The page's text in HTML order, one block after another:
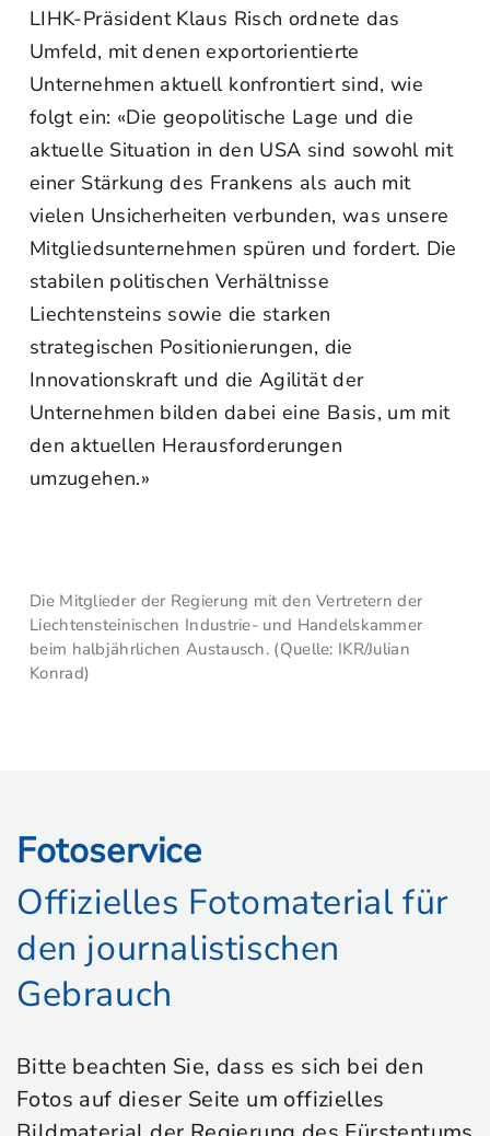
LIHK-Präsident Klaus Risch ordnete das
Umfeld, mit denen exportorientierte
Unternehmen aktuell konfrontiert sind, wie
folgt ein: «Die geopolitische Lage und die
aktuelle Situation in den USA sind sowohl mit
einer Stärkung des Frankens als auch mit
vielen Unsicherheiten verbunden, was unsere
Mitgliedsunternehmen spüren und fordert. Die
stabilen politischen Verhältnisse
Liechtensteins sowie die starken
strategischen Positionierungen, die
Innovationskraft und die Agilität der
Unternehmen bilden dabei eine Basis, um mit
den aktuellen Herausforderungen
umzugehen.»
Die Mitglieder der Regierung mit den Vertretern der
Liechtensteinischen Industrie- und Handelskammer
beim halbjährlichen Austausch. (Quelle: IKR/Julian
Konrad)
Fotoservice
Offizielles Fotomaterial für
den journalistischen
Gebrauch
Bitte beachten Sie, dass es sich bei den
Fotos auf dieser Seite um offizielles